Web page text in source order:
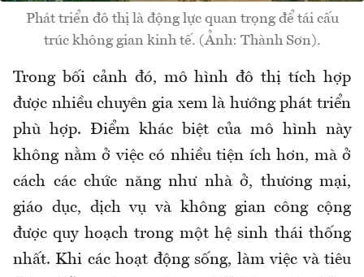
Phát triển đô thị là động lực quan trọng để tái cấu
trúc không gian kinh tế. (Ảnh: Thành Sơn).
Trong bối cảnh đó, mô hình đô thị tích hợp
được nhiều chuyên gia xem là hướng phát triển
phù hợp. Điểm khác biệt của mô hình này
không nằm ở việc có nhiều tiện ích hơn, mà ở
cách các chức năng như nhà ở, thương mại,
giáo dục, dịch vụ và không gian công cộng
được quy hoạch trong một hệ sinh thái thống
nhất. Khi các hoạt động sống, làm việc và tiêu